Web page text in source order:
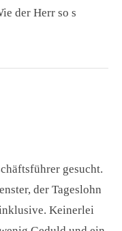
der Herr so s
gesucht.
der Tageslohn
Keinerlei